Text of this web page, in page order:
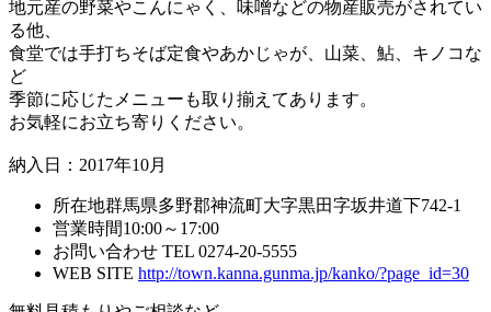
地元産の野菜やこんにゃく、味噌などの物産販売がされてい
る他、
食堂では手打ちそば定食やあかじゃが、山菜、鮎、キノコな
ど
季節に応じたメニューも取り揃えてあります。
お気軽にお立ち寄りください。
納入日：2017年10月
所在地群馬県多野郡神流町大字黒田字坂井道下742-1
営業時間10:00～17:00
お問い合わせ TEL 0274-20-5555
WEB SITE http://town.kanna.gunma.jp/kanko/?page_id=30